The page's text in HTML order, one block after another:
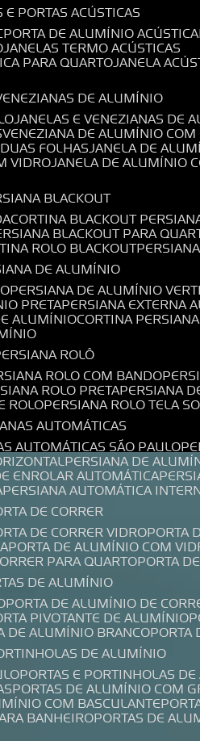
E PORTAS ACÚSTICAS
PORTA DE ALUMÍNIO ACÚSTICA
JANELAS TERMO ACÚSTICAS
PARA QUARTO JANELA
DE ALUMÍNIO
JANELAS E VENEZIANAS DE
VENEZIANA DE ALUMÍNIO
FOLHAS JANELA DE
VIDRO JANELA DE ALUMÍNIO
BLACKOUT
CORTINA BLACKOUT
BLACKOUT PARA
ROLO BLACKOUT
DE ALUMÍNIO
PERSIANA DE ALUMÍNIO
PRETA PERSIANA EXTERNA
ALUMÍNIO CORTINA
PERSIANA ROLÔ
ROLO COM BANDO
ROLO PRETA PERSIANA
ROLO PERSIANA ROLO TELA
AUTOMÁTICAS
AUTOMÁTICAS SÃO PAULO
PERSIANA DE
ENROLAR AUTOMÁTICA
PERSIANA AUTOMÁTICA
DE CORRER
DE CORRER VIDRO
PORTA DE ALUMÍNIO COM
PARA QUARTO PORTA
DE ALUMÍNIO
PORTA DE ALUMÍNIO DE
PIVOTANTE DE ALUMÍNIO
DE ALUMÍNIO BRANCO
DE ALUMÍNIO
PORTAS E PORTINHOLAS
PORTAS DE ALUMÍNIO COM
COM BASCULANTE
BANHEIRO PORTAS DE